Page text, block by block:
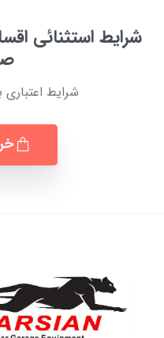
شرایط استثنائی
شرایط